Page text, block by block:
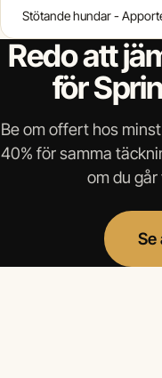
Stötande hundar -
Redo att
för
Be om offert hos
40% för samma
om du
Se